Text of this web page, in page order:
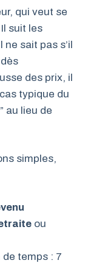
qui veut se
Il suit les
ne sait pas s’il
des prix, il
typique du
au lieu de
simples,
ou
temps : 7